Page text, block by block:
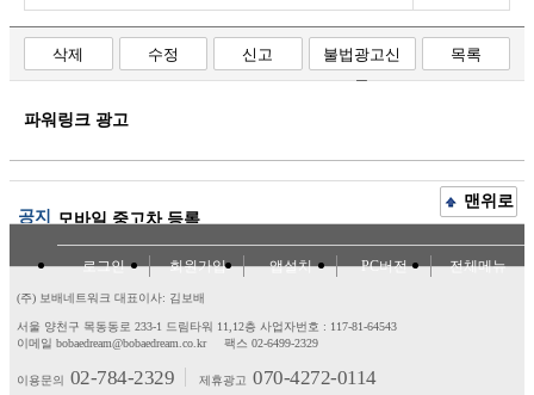
삭제 수정 신고
불법광고신
고
목록
파워링크 광고
공지 모바일 중고차 등록
맨위로
로그인 회원가입 앱설치 PC버전 전체메뉴
(주) 보배네트워크 대표이사: 김보배
서울 양천구 목동동로 233-1 드림타워 11,12층 사업자번호 : 117-81-64543
이메일 bobaedream@bobaedream.co.kr
팩스 02-6499-2329
이용문의 02-784-2329 제휴광고 070-4272-0114